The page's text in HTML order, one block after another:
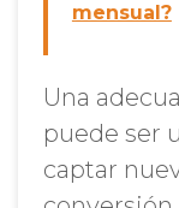
mensual?
Una
puede ser
captar